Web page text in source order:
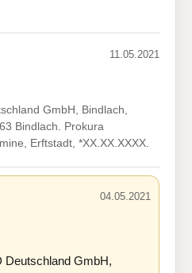
11.05.2021
GmbH, Bindlach,
Bindlach. Prokura
Erftstadt, *XX.XX.XXXX.
04.05.2021
Deutschland GmbH,